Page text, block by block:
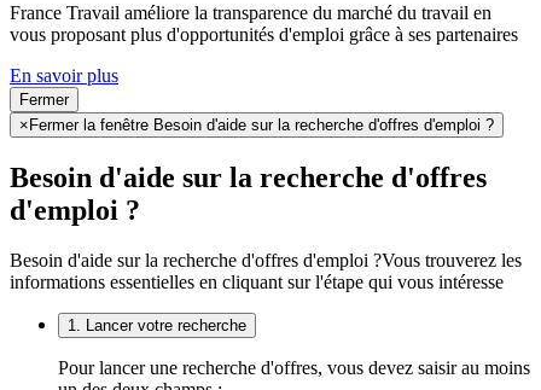
France Travail améliore la transparence du marché du travail en
vous proposant plus d'opportunités d'emploi grâce à ses partenaires
En savoir plus
Fermer
×Fermer la fenêtre Besoin d'aide sur la recherche d'offres d'emploi ?
Besoin d'aide sur la recherche d'offres
d'emploi ?
Besoin d'aide sur la recherche d'offres d'emploi ?Vous trouverez les
informations essentielles en cliquant sur l'étape qui vous intéresse
1. Lancer votre recherche
Pour lancer une recherche d'offres, vous devez saisir au moins